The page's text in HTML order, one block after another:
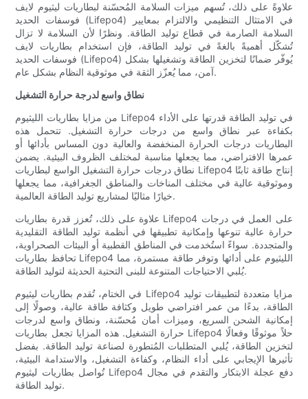
علاوةً على ذلك، تُسهم ميزات السلامة المُحسّنة لبطاريات ليثيوم لايف
فوسفات الحديد (Lifepo4) في الامتثال التنظيمي والالتزام بمعايير
السلامة الصارمة في قطاع توليد الطاقة. ونظرًا لأن السلامة لا تزال
تُشكّل أهميةً بالغةً في توليد الطاقة، فإن استخدام بطاريات لايف
فوسفات الحديد (Lifepo4) يُوفّر ضمانًا لتخزين الطاقة وتشغيلها بشكل
آمن، مما يُعزّز الثقة في موثوقية النظام بشكل عام.
نطاق واسع لدرجة حرارة التشغيل
من مزايا بطاريات الليثيوم Lifepo4 في توليد الطاقة قدرتها على الأداء
بكفاءة عبر نطاق واسع من درجات حرارة التشغيل. تتحمل هذه
البطاريات درجات الحرارة المنخفضة والعالية دون المساس بأدائها أو
عمرها الافتراضي، مما يجعلها مناسبة لمختلف الظروف البيئية. يضمن
نطاق درجات حرارة التشغيل الواسع لبطاريات Lifepo4 إنتاج طاقة ثابتًا
وموثوقية عالية في مختلف المناخات والمناطق الجغرافية، مما يجعلها
خيارًا مثاليًا لمشاريع توليد الطاقة العالمية.
علاوة على ذلك، تُعزز قدرة بطاريات Lifepo4 على العمل في درجات
حرارة عالية تنوعها وإمكانية تطبيقها في أنظمة توليد الطاقة التقليدية
والمتجددة. سواءً استُخدمت في المناطق القطبية أو البيئات الصحراوية،
تحافظ بطاريات Lifepo4 الليثيوم على أدائها وتوفر طاقة مستمرة، مما
يُلبي الاحتياجات المتنوعة للبنى التحتية الحديثة لتوليد الطاقة.
في الختام، تُقدم بطاريات ليثيوم Lifepo4 مزايا متعددة لتطبيقات توليد
الطاقة، بدءًا من عمر افتراضي طويل وكثافة طاقة عالية، وصولًا إلى
إمكانية الشحن السريع، وميزات أمان مُحسّنة، ونطاق واسع لدرجات
حرارة التشغيل. هذه المزايا تجعل بطاريات Lifepo4 حلاً موثوقًا وفعالًا
لتخزين الطاقة، يُلبي المتطلبات المُتطورة لصناعة توليد الطاقة. بفضل
تأثيرها الإيجابي على أداء النظام، وكفاءة التشغيل، والاستدامة البيئية،
تُواصل بطاريات ليثيوم Lifepo4 دفع عجلة الابتكار والتقدم في مجال
توليد الطاقة.